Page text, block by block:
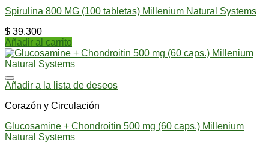
Spirulina 800 MG (100 tabletas) Millenium Natural Systems
$ 39.300
Añadir al carrito
Añadir a la lista de deseos
Corazón y Circulación
Glucosamine + Chondroitin 500 mg (60 caps.) Millenium
Natural Systems